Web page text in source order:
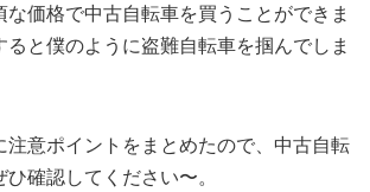
価格で中古自転車を買うことができま
と僕のように盗難自転車を掴んでしま
注意ポイントをまとめたので、中古自転
確認してください〜。